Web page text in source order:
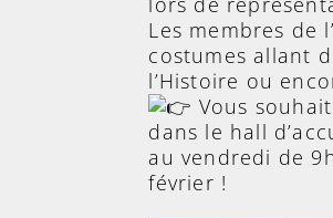
Les membres de
costumes allant
l’Histoire ou
Vous
dans le hall
au vendredi de
février !